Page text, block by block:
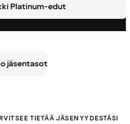
Platinum-edut
jäsentasot
TIETÄÄ JÄSENYYDESTÄSI